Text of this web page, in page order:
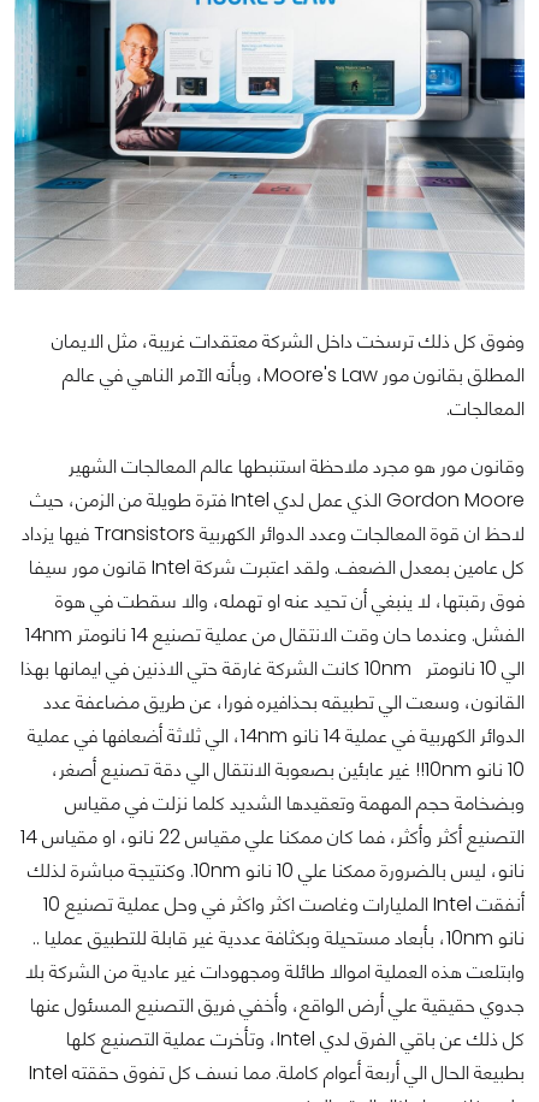
وفوق كل ذلك ترسخت داخل الشركة معتقدات غريبة، مثل الايمان
المطلق بقانون مور Moore's Law، وبأنه الآمر الناهي في عالم
المعالجات.
وقانون مور هو مجرد ملاحظة استنبطها عالم المعالجات الشهير
Gordon Moore الذي عمل لدي Intel فترة طويلة من الزمن، حيث
لاحظ ان قوة المعالجات وعدد الدوائر الكهربية Transistors فيها يزداد
كل عامين بمعدل الضعف.
ولقد اعتبرت شركة Intel قانون مور سيفا
فوق رقبتها، لا ينبغي أن تحيد عنه او تهمله، والا سقطت في هوة
الفشل. وعندما حان وقت الانتقال من عملية تصنيع 14 نانومتر 14nm
الي 10 نانومتر 10nm كانت الشركة غارقة حتي الاذنين في ايمانها بهذا
القانون، وسعت الي تطبيقه بحذافيره فورا، عن طريق مضاعفة عدد
الدوائر الكهربية في عملية 14 نانو 14nm، الي ثلاثة أضعافها في عملية
10 نانو 10nm!! غير عابئين بصعوبة الانتقال الي دقة تصنيع أصغر،
وبضخامة حجم المهمة وتعقيدها الشديد كلما نزلت في مقياس
التصنيع أكثر وأكثر، فما كان ممكنا علي مقياس 22 نانو، او مقياس 14
نانو، ليس بالضرورة ممكنا علي 10 نانو 10nm.
وكنتيجة مباشرة لذلك
أنفقت Intel المليارات وغاصت اكثر واكثر في وحل عملية تصنيع 10
نانو 10nm، بأبعاد مستحيلة وبكثافة عددية غير قابلة للتطبيق عمليا ..
وابتلعت هذه العملية اموالا طائلة ومجهودات غير عادية من الشركة بلا
جدوي حقيقية علي أرض الواقع، وأخفي فريق التصنيع المسئول عنها
كل ذلك عن باقي الفرق لدي Intel، وتأخرت عملية التصنيع كلها
بطبيعة الحال الي أربعة أعوام كاملة. مما نسف كل تفوق حققته Intel